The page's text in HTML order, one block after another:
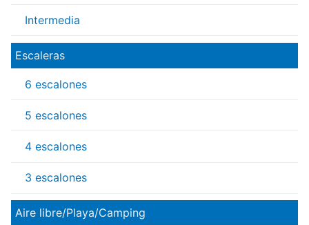
Intermedia
Escaleras
6 escalones
5 escalones
4 escalones
3 escalones
Aire libre/Playa/Camping